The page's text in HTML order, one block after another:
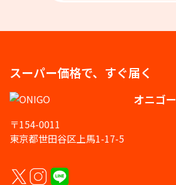
スーパー価格で、すぐ届く
オニゴー
〒154-0011
東京都世田谷区上馬1-17-5